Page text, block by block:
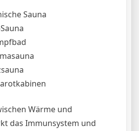
Sauna
Wärme und
das Immunsystem und